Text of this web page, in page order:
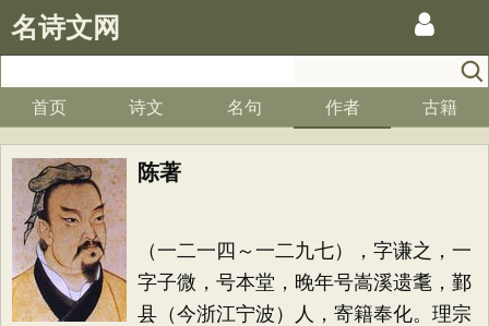
名诗文网
首页 诗文 名句 作者 古籍
陈著
（一二一四～一二九七），字谦之，一
字子微，号本堂，晚年号嵩溪遗耄，鄞
县（今浙江宁波）人，寄籍奉化。理宗